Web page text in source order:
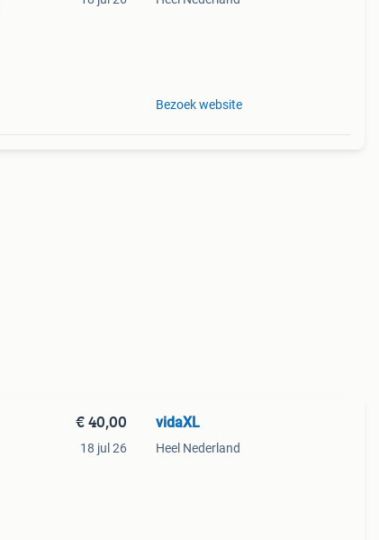
Bezoek website
€ 40,00
18 jul 26
vidaXL
Heel Nederland